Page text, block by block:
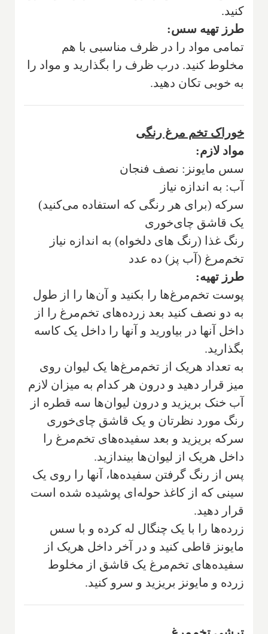
کنید.
طرز تهیه سس:
تمامی مواد را در ظرف مناسبی با هم
مخلوط کنید. درب ظرف را بگذارید و مواد را
به خوبی تکان دهید.
خوراک تخم مرغ رنگی
مواد لازم:
سس مایونز: نصف فنجان
آب: به اندازه نیاز
سرکه (برای هر رنگی که استفاده می‌کنید)
یک قاشق چای‌خوری
رنگ غذا (رنگ های دلخواه) به اندازه نیاز
تخم‌مرغ (آب پز) ده عدد
طرز تهیه‌:
پوست تخم‌مرغ‌ها را بکنید و آن‌ها را از طول
به دو نصف کنید بعد زرده‌های تخم‌مرغ را از
داخل آنها در بیاورید و آنها را داخل یک کاسه
بگذارید.
به تعداد هریک از تخم‌مرغ‌ها یک لیوان روی
میز قرار دهید و درون هر کدام به میزان لازم
آب خنک بریزید و درون لیوان‌ها سه قطره از
رنگ مورد نظرتان و یک قاشق چای‌خوری
سرکه بریزید و بعد سفیده‌های تخم‌مرغ را
داخل هریک از لیوان‌ها بیندازید.
پس از رنگ گرفتن سفیده‌ها، آنها را روی یک
سینی که از کاغذ حوله‌ای پوشیده شده است
قرار دهید.
زرده‌ها را با یک چنگال له کرده و با سس
مایونز قاطی کنید و در آخر داخل هریک از
سفیده‌های تخم‌مرغ یک قاشق از مخلوط
زرده و مایونز بریزید و سرو کنید‌.